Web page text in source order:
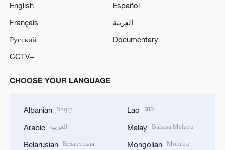
English
Español
Français
العربية
Русский
Documentary
CCTV+
CHOOSE YOUR LANGUAGE
Albanian Shqip
Arabic العربية
Belarusian Беларуская
Lao ລາວ
Malay Bahasa Melayu
Mongolian Монгол